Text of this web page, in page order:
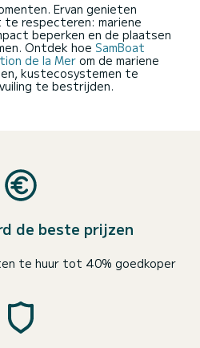
Ervan genieten
respecteren: mariene
beperken en de plaatsen
Ontdek hoe SamBoat
de la Mer om de mariene
kustecosystemen te
te bestrijden.
de beste prijzen
te huur tot 40% goedkoper